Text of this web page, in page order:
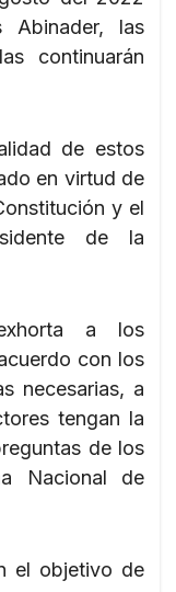
Abinader, las
continuarán
de estos
en virtud de
y el
de la
a los
con los
necesarias, a
tengan la
de los
Nacional de
el objetivo de